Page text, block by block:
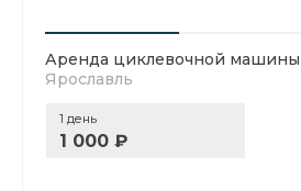
Аренда циклевочной
Ярославль
1 день
1 000 ₽